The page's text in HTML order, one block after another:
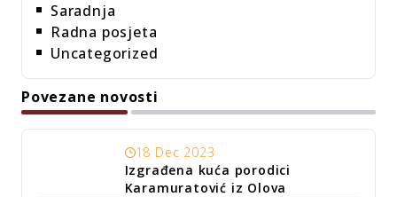
Saradnja
Radna posjeta
Uncategorized
Povezane novosti
18 Dec 2023
Izgrađena kuća porodici
Karamuratović iz Olova